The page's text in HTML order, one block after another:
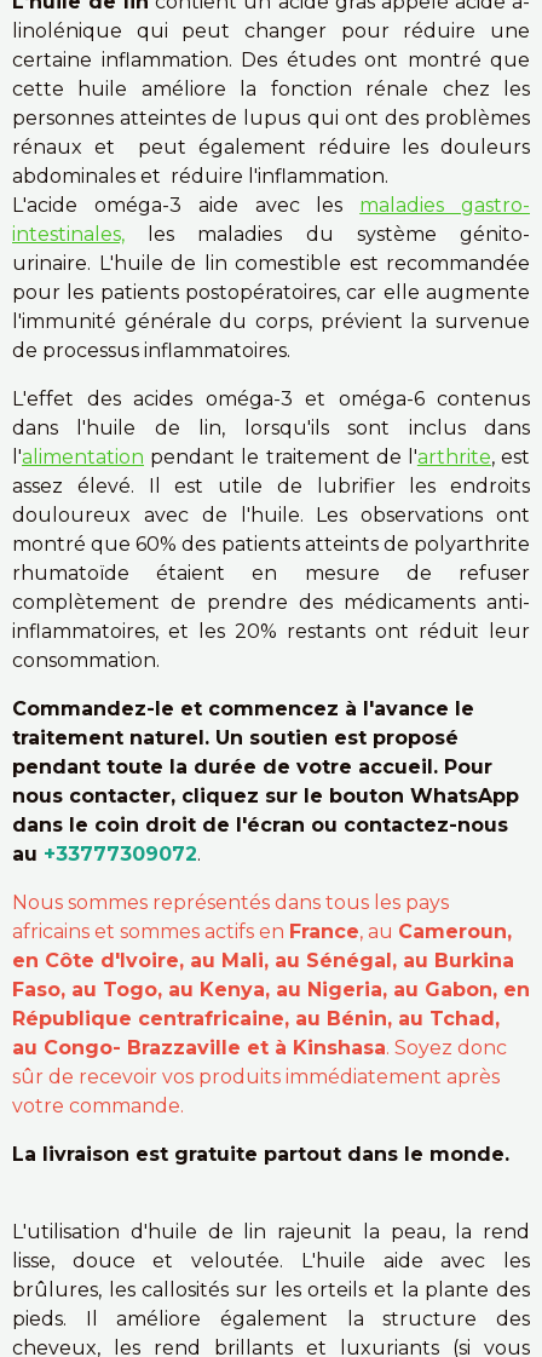
linolénique qui peut changer pour réduire une
certaine inflammation. Des études ont montré que
cette huile améliore la fonction rénale chez les
personnes atteintes de lupus qui ont des problèmes
rénaux et peut également réduire les douleurs
abdominales et réduire l'inflammation.
L'acide oméga-3 aide avec les maladies gastro-
intestinales, les maladies du système génito-
urinaire. L'huile de lin comestible est recommandée
pour les patients postopératoires, car elle augmente
l'immunité générale du corps, prévient la survenue
de processus inflammatoires.
L'effet des acides oméga-3 et oméga-6 contenus
dans l'huile de lin, lorsqu'ils sont inclus dans
l'alimentation pendant le traitement de l'arthrite, est
assez élevé. Il est utile de lubrifier les endroits
douloureux avec de l'huile. Les observations ont
montré que 60% des patients atteints de polyarthrite
rhumatoïde étaient en mesure de refuser
complètement de prendre des médicaments anti-
inflammatoires, et les 20% restants ont réduit leur
consommation.
Commandez-le et commencez à l'avance le
traitement naturel. Un soutien est proposé
pendant toute la durée de votre accueil. Pour
nous contacter, cliquez sur le bouton WhatsApp
dans le coin droit de l'écran ou contactez-nous
au +33777309072.
Nous sommes représentés dans tous les pays
africains et sommes actifs en France, au Cameroun,
en Côte d'Ivoire, au Mali, au Sénégal, au Burkina
Faso, au Togo, au Kenya, au Nigeria, au Gabon, en
République centrafricaine, au Bénin, au Tchad,
au Congo- Brazzaville et à Kinshasa. Soyez donc
sûr de recevoir vos produits immédiatement après
votre commande.
La livraison est gratuite partout dans le monde.
L'utilisation d'huile de lin rajeunit la peau, la rend
lisse, douce et veloutée. L'huile aide avec les
brûlures, les callosités sur les orteils et la plante des
pieds. Il améliore également la structure des
cheveux, les rend brillants et luxuriants (si vous